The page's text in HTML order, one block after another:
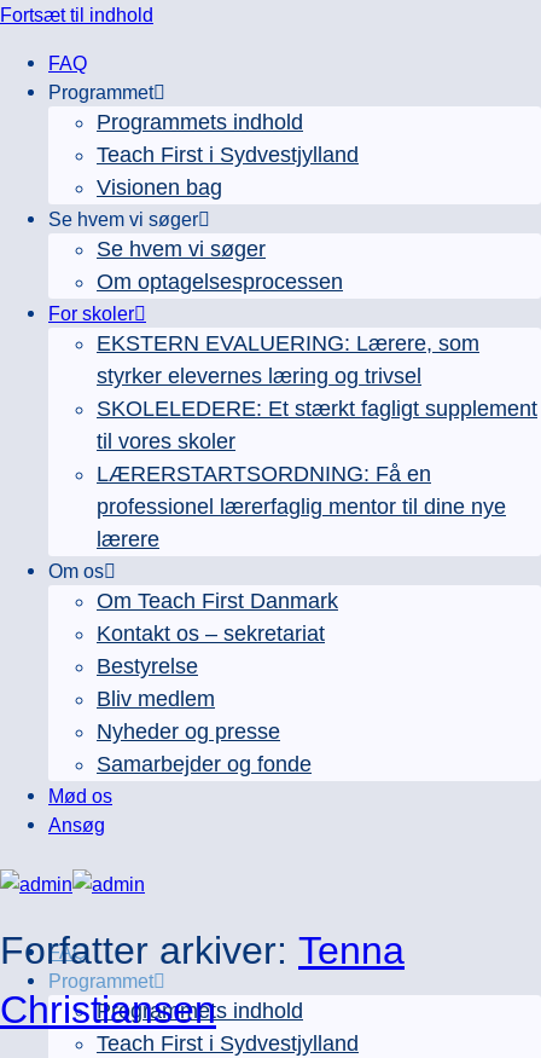
Fortsæt til indhold
FAQ
Programmet
Programmets indhold
Teach First i Sydvestjylland
Visionen bag
Se hvem vi søger
Se hvem vi søger
Om optagelsesprocessen
For skoler
EKSTERN EVALUERING: Lærere, som
styrker elevernes læring og trivsel
SKOLELEDERE: Et stærkt fagligt supplement
til vores skoler
LÆRERSTARTSORDNING: Få en
professionel lærerfaglig mentor til dine nye
lærere
Om os
Om Teach First Danmark
Kontakt os – sekretariat
Bestyrelse
Bliv medlem
Nyheder og presse
Samarbejder og fonde
Mød os
Ansøg
FAQ
Programmet
Programmets indhold
Teach First i Sydvestjylland
Forfatter arkiver: Tenna
Christiansen